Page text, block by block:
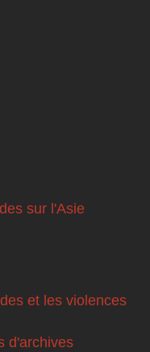
sur l'Asie
et les violences
d'archives